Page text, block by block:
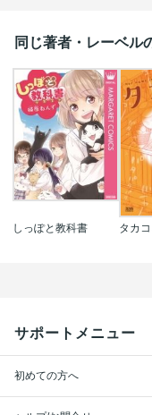
同じ著者・レーベル
しっぽと教科書 タカ
サポートメニュー
初めての方へ